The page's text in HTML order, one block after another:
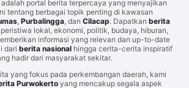
portal berita terpercaya yang menyajikan
tentang berbagai topik penting di kawasan
, Purbalingga, dan Cilacap. Dapatkan berita
lokal, ekonomi, politik, budaya, hiburan,
informasi yang relevan dan up-to-date
dari berita nasionalhingga cerita-cerita inspiratif
hadir dari masyarakat sekitar.
yang fokus pada perkembangan daerah, kami
Purwokertoyang mencakup segala aspek